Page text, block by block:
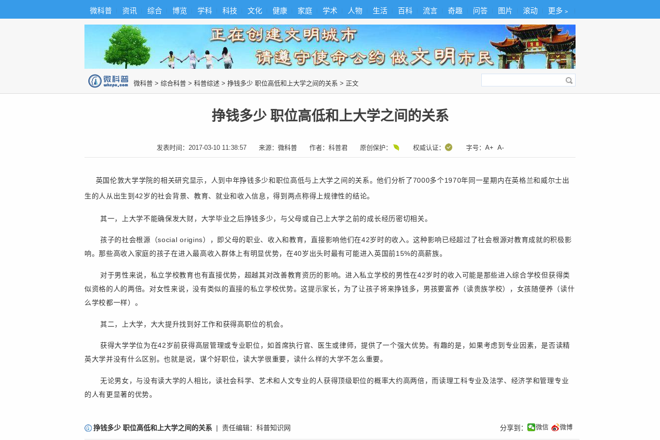
微科普 资讯 综合 博览 学科 科技 文化 健康 家庭 学术 人物 生活 百科 流言 奇趣 问答 图片 滚动 更多﹥
微科普 > 综合科普 > 科普综述 > 挣钱多少 职位高低和上大学之间的关系 > 正文
挣钱多少 职位高低和上大学之间的关系
发表时间： 2017-03-10 11:38:57 来源： 微科普 作者： 科普君 原创保护： 权威认证： 字号： A+ A-
英国伦敦大学学院的相关研究显示，人到中年挣钱多少和职位高低与上大学之间的关系。他们分析了7000多个1970年同一星期内在英格兰和威尔士出
生的人从出生到42岁的社会背景、教育、就业和收入信息，得到两点称得上规律性的结论。
其一，上大学不能确保发大财，大学毕业之后挣钱多少，与父母或自己上大学之前的成长经历密切相关。
孩子的社会根源（social origins），即父母的职业、收入和教育，直接影响他们在42岁时的收入。这种影响已经超过了社会根源对教育成就的积极影
响。那些高收入家庭的孩子在进入最高收入群体上有明显优势，在40岁出头时最有可能进入英国前15%的高薪族。
对于男性来说，私立学校教育也有直接优势，超越其对改善教育资历的影响。进入私立学校的男性在42岁时的收入可能是那些进入综合学校但获得类
似资格的人的两倍。对女性来说，没有类似的直接的私立学校优势。这提示家长，为了让孩子将来挣钱多，男孩要富养（读贵族学校），女孩随便养（读什
么学校都一样）。
其二，上大学，大大提升找到好工作和获得高职位的机会。
获得大学学位为在42岁前获得高层管理或专业职位，如首席执行官、医生或律师，提供了一个强大优势。有趣的是，如果考虑到专业因素，是否读精
英大学并没有什么区别。也就是说，谋个好职位，读大学很重要，读什么样的大学不怎么重要。
无论男女，与没有读大学的人相比，读社会科学、艺术和人文专业的人获得顶级职位的概率大约高两倍，而读理工科专业及法学、经济学和管理专业
的人有更显著的优势。
编
挣钱多少 职位高低和上大学之间的关系 | 责任编辑： 科普知识网 微信 微博
分享到：